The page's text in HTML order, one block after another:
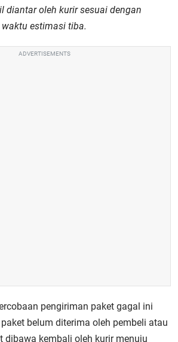
diantar oleh kurir sesuai dengan
waktu estimasi tiba.
ADVERTISEMENTS
pengiriman paket gagal ini
belum diterima oleh pembeli atau
dibawa kembali oleh kurir menuju